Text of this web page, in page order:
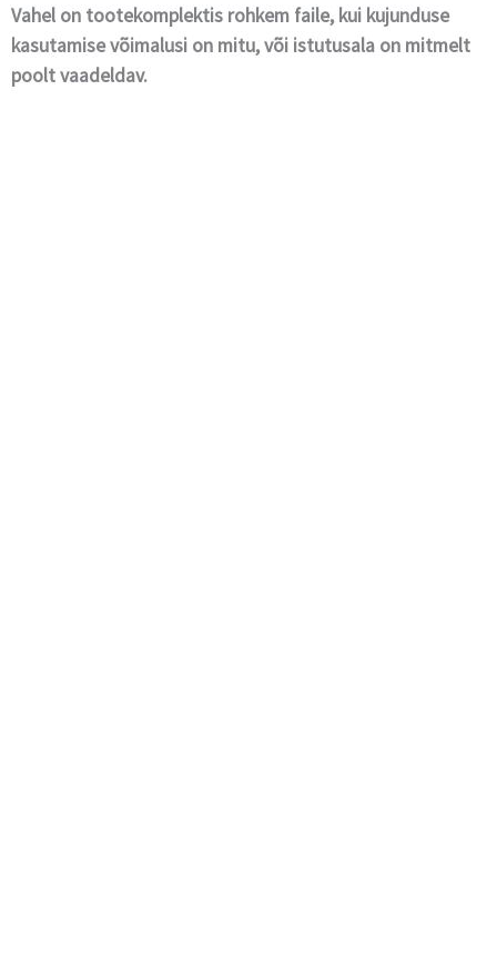
Vahel on tootekomplektis rohkem faile, kui kujunduse
kasutamise võimalusi on mitu, või istutusala on mitmelt
poolt vaadeldav.